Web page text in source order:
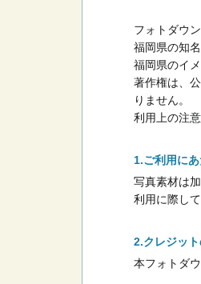
フォトダウ
福岡県の知
福岡県のイ
著作権は、
りません。
利用上の注
ご利用に
写真素材は
利用に際し
クレジッ
本フォトダ